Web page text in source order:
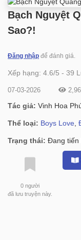
Bạch Nguyệt
Sao?!
Đăng nhập để đánh giá.
Xếp hạng: 4.6/5 - 39
07-03-2026
Tác giả: Vinh Hoa
Thể loại: Boys Love
Trạng thái: Đang tiến
0 người
đã lưu truyện này.